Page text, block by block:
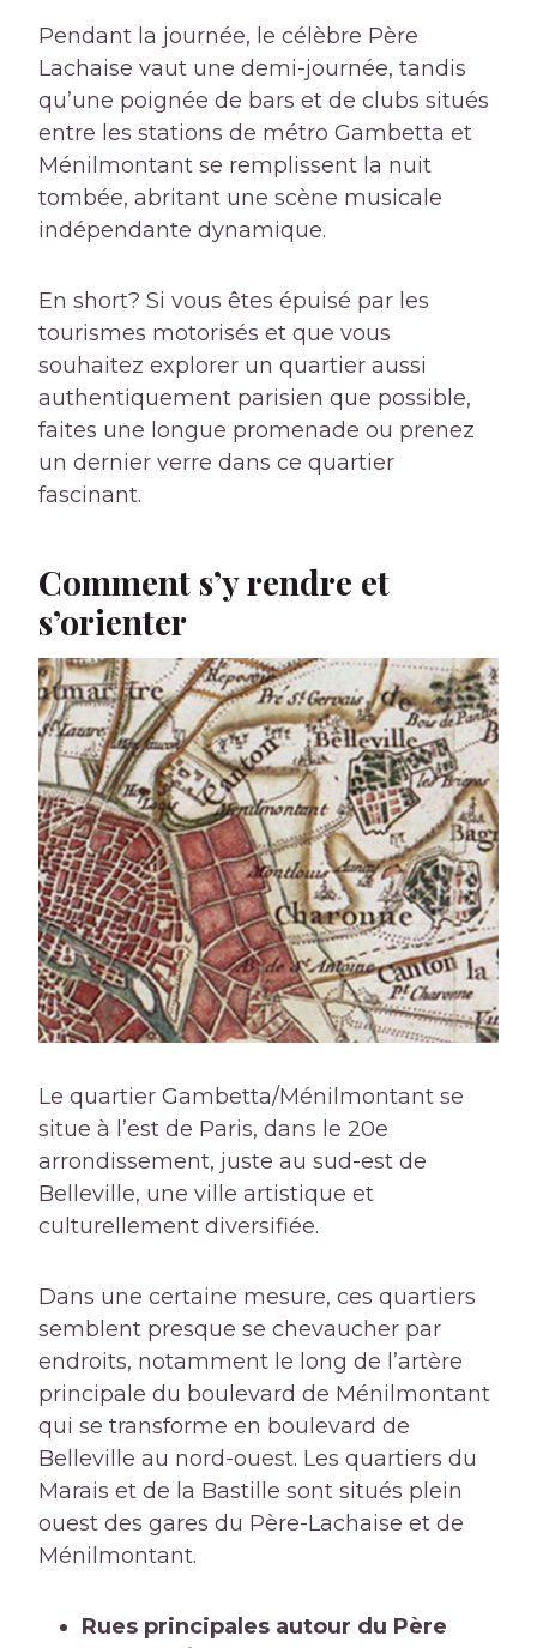
Pendant la journée, le célèbre Père
Lachaise vaut une demi-journée, tandis
qu’une poignée de bars et de clubs situés
entre les stations de métro Gambetta et
Ménilmontant se remplissent la nuit
tombée, abritant une scène musicale
indépendante dynamique.
En short? Si vous êtes épuisé par les
tourismes motorisés et que vous
souhaitez explorer un quartier aussi
authentiquement parisien que possible,
faites une longue promenade ou prenez
un dernier verre dans ce quartier
fascinant.
Comment s’y rendre et
s’orienter
Le quartier Gambetta/Ménilmontant se
situe à l’est de Paris, dans le 20e
arrondissement, juste au sud-est de
Belleville, une ville artistique et
culturellement diversifiée.
Dans une certaine mesure, ces quartiers
semblent presque se chevaucher par
endroits, notamment le long de l’artère
principale du boulevard de Ménilmontant
qui se transforme en boulevard de
Belleville au nord-ouest. Les quartiers du
Marais et de la Bastille sont situés plein
ouest des gares du Père-Lachaise et de
Ménilmontant.
Rues principales autour du Père